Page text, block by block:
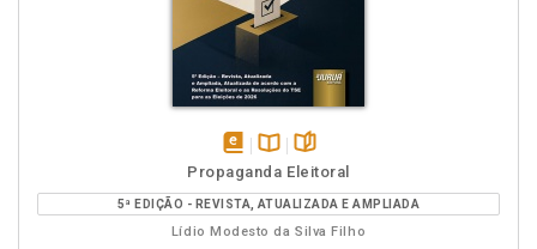
disponível
em
eBook
Disponível
na
B.V.
páginas
Propaganda Eleitoral
5ª EDIÇÃO - REVISTA, ATUALIZADA E AMPLIADA
Lídio Modesto da Silva Filho